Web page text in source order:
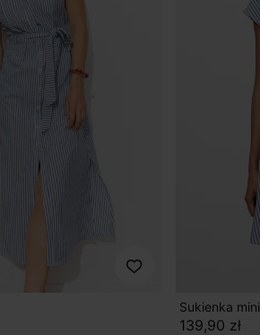
Sukienka mini
139,90 zł